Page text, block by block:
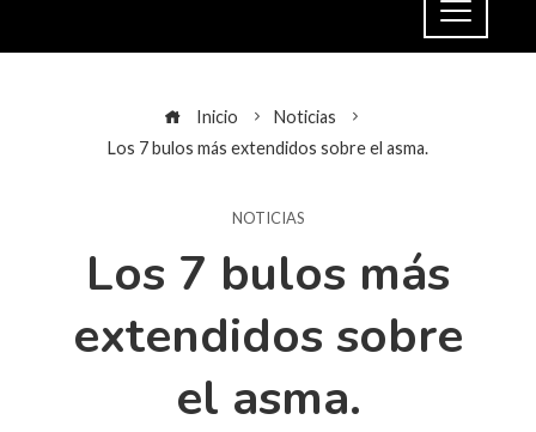
Inicio
Noticias
Los 7 bulos más extendidos sobre el asma.
NOTICIAS
Los 7 bulos más
extendidos sobre
el asma.